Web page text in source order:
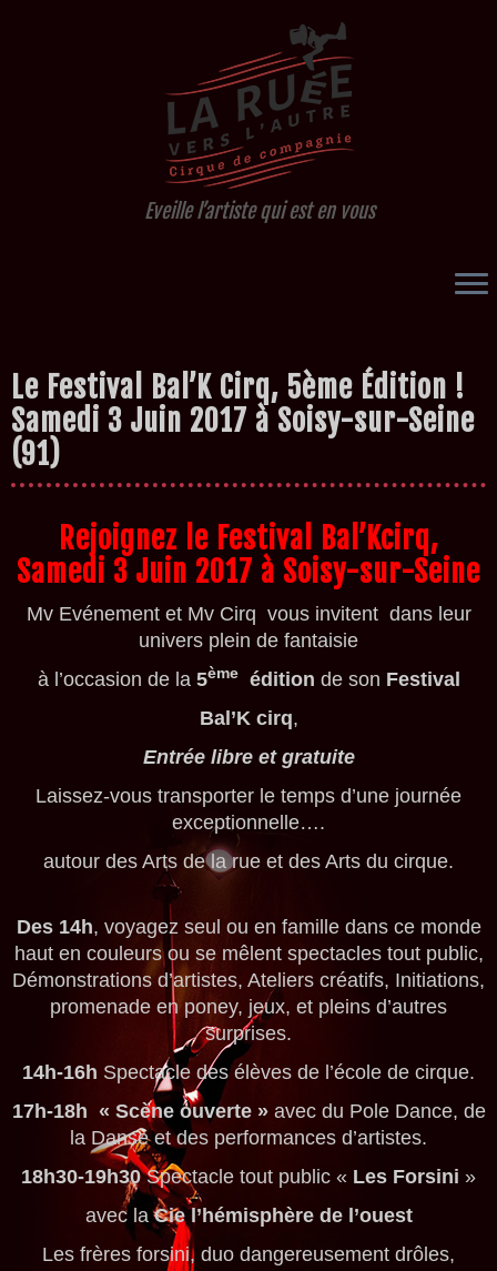
contenu
Eveille l’artiste qui est en vous
Le Festival Bal’K Cirq, 5ème Édition !
Samedi 3 Juin 2017 à Soisy-sur-Seine
(91)
Rejoignez le Festival Bal’Kcirq,
Samedi 3 Juin 2017 à Soisy-sur-Seine
Mv Evénement et Mv Cirq vous invitent dans leur
univers plein de fantaisie
à l’occasion de la 5èmeédition de son Festival
Bal’K cirq,
Entrée libre et gratuite
Laissez-vous transporter le temps d’une journée
exceptionnelle….
autour des Arts de la rue et des Arts du cirque.
Des 14h, voyagez seul ou en famille dans ce monde
haut en couleurs ou se mêlent spectacles tout public,
Démonstrations d’artistes, Ateliers créatifs, Initiations,
promenade en poney, jeux, et pleins d’autres
surprises.
14h-16h Spectacle des élèves de l’école de cirque.
17h-18h « Scène ouverte »avec du Pole Dance, de
la Danse et des performances d’artistes.
18h30-19h30Spectacle tout public « Les Forsini »
avec laCie l’hémisphère de l’ouest
Les frères forsini, duo dangereusement drôles,